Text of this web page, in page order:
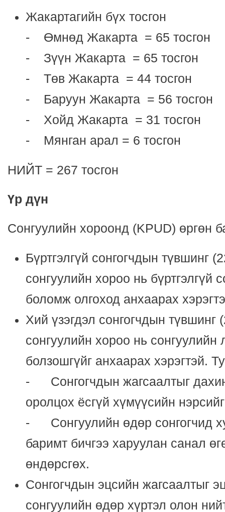
Жакартагийн бүх тосгон
- Өмнөд Жакарта = 65 тосгон
- Зүүн Жакарта = 65 тосгон
- Төв Жакарта = 44 тосгон
- Баруун Жакарта = 56 тосгон
- Хойд Жакарта = 31 тосгон
- Мянган арал = 6 тосгон
НИЙТ = 267 тосгон
Үр дүн
Сонгуулийн хороонд (KPUD) өргөн
Бүртгэлгүй сонгогчдын түвшинг
сонгуулийн хороо нь бүртгэлгүй
боломж олгоход анхаарах
Хий үзэгдэл сонгогчдын түвшинг
сонгуулийн хороо нь сонгуулийн
болзошгүйг анхаарах хэрэгтэй.
- Сонгогчдын жагсаалтыг
оролцох ёсгүй хүмүүсийн
- Сонгуулийн өдөр сонгогчид
баримт бичгээ харуулан санал
өндөрсгөх.
Сонгогчдын эцсийн жагсаалтыг
сонгуулийн өдөр хүртэл олон